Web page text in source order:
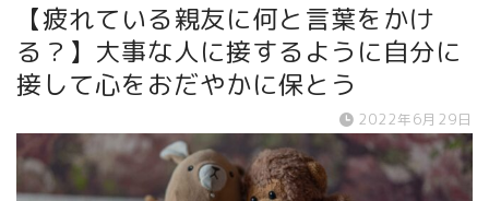
【疲れている親友に何と言葉をかけ
る？】大事な人に接するように自分に
接して心をおだやかに保とう
2022年6月29日